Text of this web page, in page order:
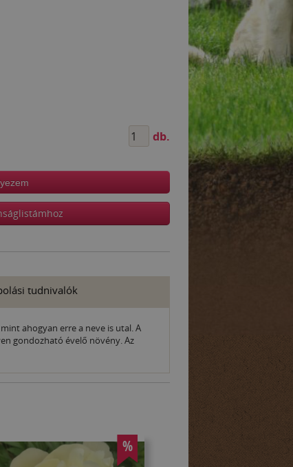
db.
tudnivalók
ahogyan erre a neve is utal. A
gondozható évelő növény. Az
%